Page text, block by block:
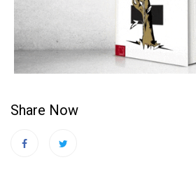
Share Now